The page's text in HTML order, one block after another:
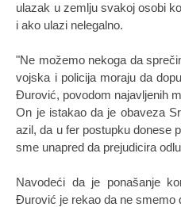
ulazak u zemlju svakoj osobi
i ako ulazi nelegalno.
"Ne možemo nekoga da
vojska i policija moraju da
Đurović, povodom najavljenih
On je istakao da je obaveza
azil, da u fer postupku donese
sme unapred da prejudicira
Navodeći da je ponašanje
Đurović je rekao da ne smemo